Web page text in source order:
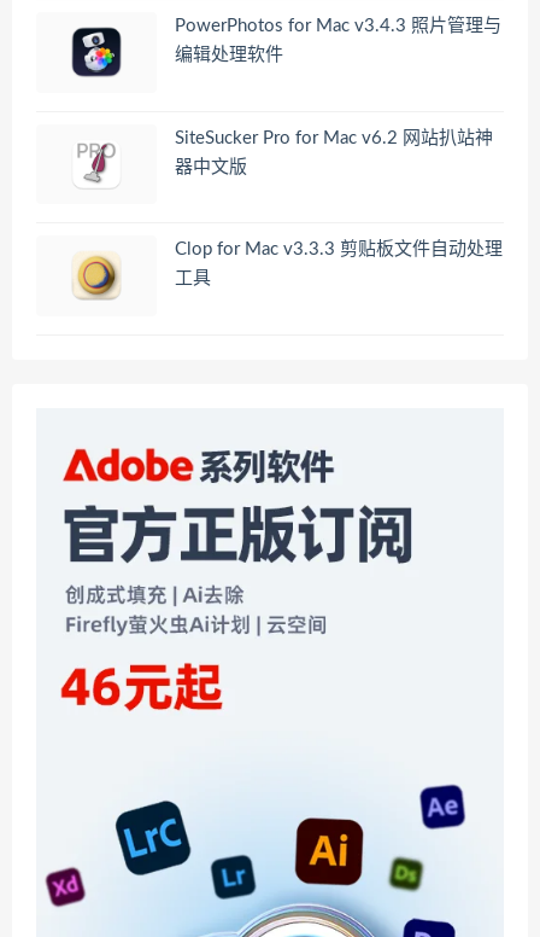
PowerPhotos for Mac v3.4.3 照片管理与
编辑处理软件
SiteSucker Pro for Mac v6.2 网站扒站神
器中文版
Clop for Mac v3.3.3 剪贴板文件自动处理
工具